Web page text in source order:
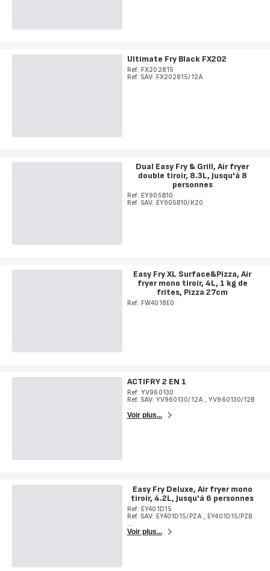
Ultimate Fry Black FX202
Ref: FX202815
Réf. SAV: FX202815/12A
Dual Easy Fry & Grill, Air fryer
double tiroir, 8.3L, Jusqu'à 8
personnes
Ref: EY905B10
Réf. SAV: EY905B10/K20
Easy Fry XL Surface&Pizza, Air
fryer mono tiroir, 4L, 1 kg de
frites, Pizza 27cm
Ref: FW4018E0
ACTIFRY 2 EN 1
Ref: YV960130
Réf. SAV: YV960130/12A
,YV960130/12B
Voir plus...
Easy Fry Deluxe, Air fryer mono
tiroir, 4.2L, Jusqu'à 6 personnes
Ref: EY401D15
Réf. SAV: EY401D15/PZA
EY401D15/PZB
Voir plus...